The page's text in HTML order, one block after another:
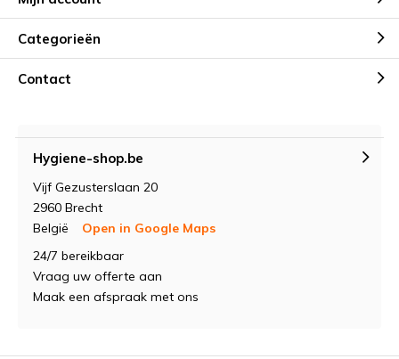
Categorieën
Contact
Hygiene-shop.be
Vijf Gezusterslaan 20
2960 Brecht
België
Open in Google Maps
24/7 bereikbaar
Vraag uw offerte aan
Maak een afspraak met ons